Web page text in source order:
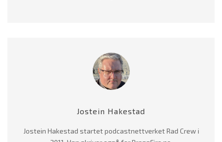
Jostein Hakestad
Jostein Hakestad startet podcastnettverket Rad Crew i